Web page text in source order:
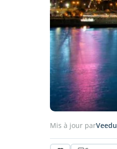
Mis à jour par